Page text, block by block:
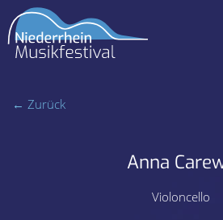
← Zurück
Anna
Violoncello